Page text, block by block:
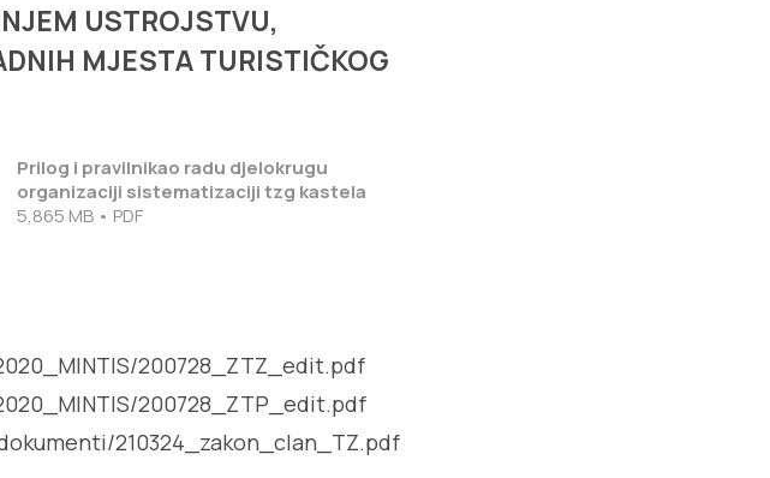
USTROJSTVU,
MJESTA TURISTIČKOG
Prilog i pravilnikao radu djelokrugu
organizaciji sistematizaciji tzg kastela
5,865 MB • PDF
200728_ZTZ_edit.pdf
200728_ZTP_edit.pdf
210324_zakon_clan_TZ.pdf